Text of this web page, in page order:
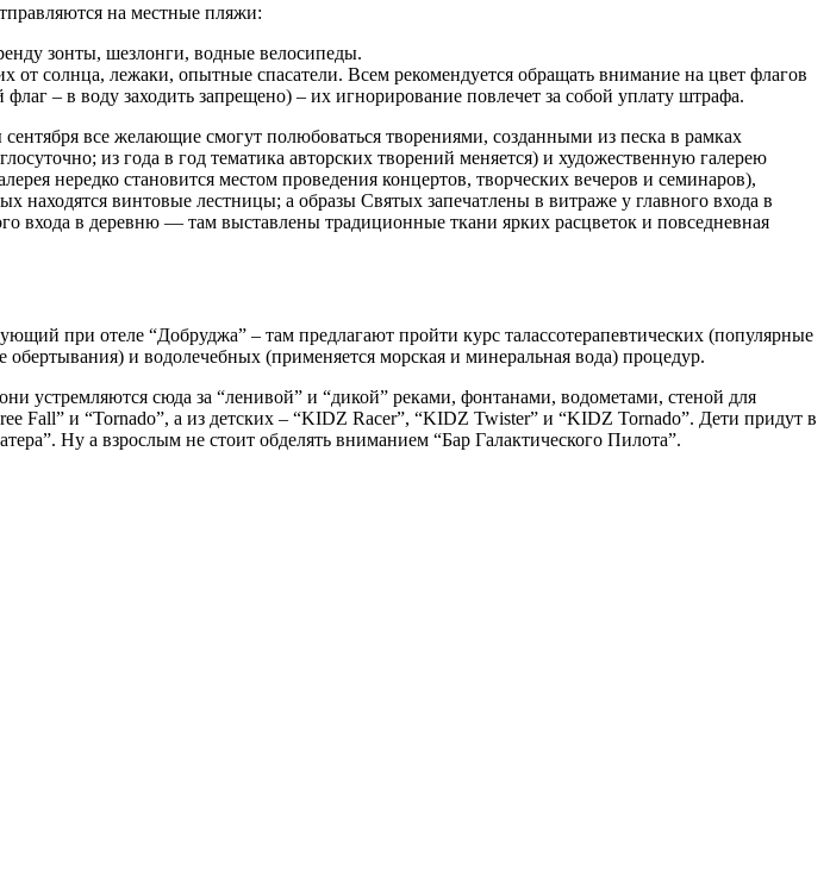
на местные пляжи:
зонты, шезлонги, водные велосипеды.
солнца, лежаки, опытные спасатели. Всем рекомендуется обращать внимание на цвет флагов
– в воду заходить запрещено) – их игнорирование повлечет за собой уплату штрафа.
все желающие смогут полюбоваться творениями, созданными из песка в рамках
из года в год тематика авторских творений меняется) и художественную галерею
нередко становится местом проведения концертов, творческих вечеров и семинаров),
винтовые лестницы; а образы Святых запечатлены в витраже у главного входа в
входа в деревню — там выставлены традиционные ткани ярких расцветок и повседневная
при отеле “Добруджа” – там предлагают пройти курс талассотерапевтических (популярные
и водолечебных (применяется морская и минеральная вода) процедур.
устремляются сюда за “ленивой” и “дикой” реками, фонтанами, водометами, стеной для
Fall” и “Tornado”, а из детских – “KIDZ Racer”, “KIDZ Twister” и “KIDZ Tornado”. Дети придут в
Ну а взрослым не стоит обделять вниманием “Бар Галактического Пилота”.